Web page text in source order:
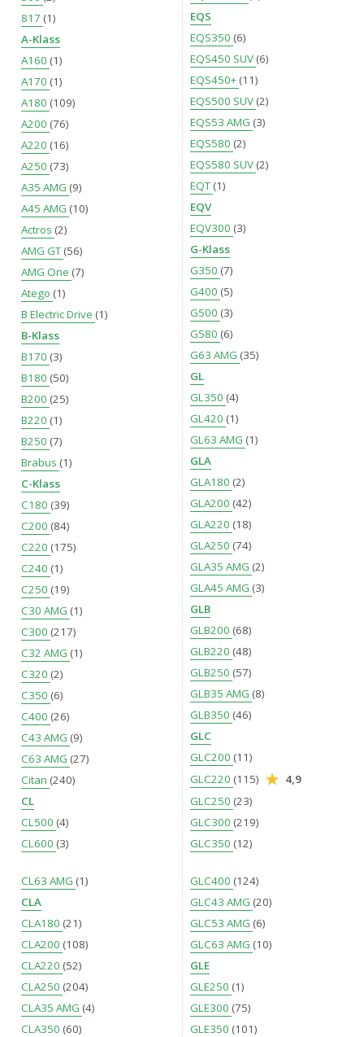
817 (1)
A-Klass
A160 (1)
A170 (1)
A180 (109)
A200 (76)
A220 (16)
A250 (73)
A35 AMG (9)
A45 AMG (10)
Actros (2)
AMG GT (56)
AMG One (7)
Atego (1)
B Electric Drive (1)
B-Klass
B170 (3)
B180 (50)
B200 (25)
B220 (1)
B250 (7)
Brabus (1)
C-Klass
C180 (39)
C200 (84)
C220 (175)
C240 (1)
C250 (19)
C30 AMG (1)
C300 (217)
C32 AMG (1)
C320 (2)
C350 (6)
C400 (26)
C43 AMG (9)
C63 AMG (27)
Citan (240)
CL
CL500 (4)
CL600 (3)
CL63 AMG (1)
CLA
CLA180 (21)
CLA200 (108)
CLA220 (52)
CLA250 (204)
CLA35 AMG (4)
CLA350 (60)
EQS
EQS350 (6)
EQS450 SUV (6)
EQS450+ (11)
EQS500 SUV (2)
EQS53 AMG (3)
EQS580 (2)
EQS580 SUV (2)
EQT (1)
EQV
EQV300 (3)
G-Klass
G350 (7)
G400 (5)
G500 (3)
G580 (6)
G63 AMG (35)
GL
GL350 (4)
GL420 (1)
GL63 AMG (1)
GLA
GLA180 (2)
GLA200 (42)
GLA220 (18)
GLA250 (74)
GLA35 AMG (2)
GLA45 AMG (3)
GLB
GLB200 (68)
GLB220 (48)
GLB250 (57)
GLB35 AMG (8)
GLB350 (46)
GLC
GLC200 (11)
GLC220 (115)
4,9
GLC250 (23)
GLC300 (219)
GLC350 (12)
GLC400 (124)
GLC43 AMG (20)
GLC53 AMG (6)
GLC63 AMG (10)
GLE
GLE250 (1)
GLE300 (75)
GLE350 (101)